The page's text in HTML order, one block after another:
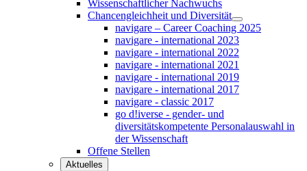
Wissenschaftlicher Nachwuchs
Chancengleichheit und Diversität
navigare – Career Coaching 2025
navigare - international 2023
navigare - international 2022
navigare - international 2021
navigare - international 2019
navigare - international 2017
navigare - classic 2017
go d!iverse - gender- und
diversitätskompetente Personalauswahl in
der Wissenschaft
Offene Stellen
Aktuelles